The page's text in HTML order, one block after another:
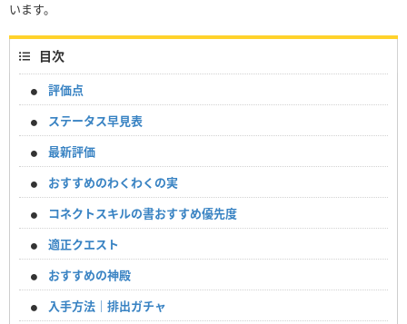
います。
目次
評価点
ステータス早見表
最新評価
おすすめのわくわくの実
コネクトスキルの書おすすめ優先度
適正クエスト
おすすめの神殿
入手方法｜排出ガチャ